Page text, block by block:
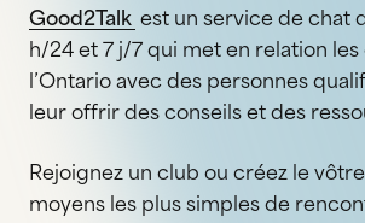
Good2Talk est un service de chat
h/24 et 7 j/7 qui met en relation
l’Ontario avec des personnes
leur offrir des conseils et des
Rejoignez un club ou créez le
moyens les plus simples de